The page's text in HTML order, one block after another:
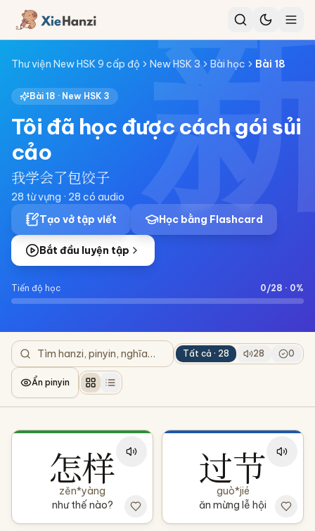
Thư viện New HSK 9 cấp độ New HSK 3 Bài học Bài 18
Bài 18 · New HSK 3
Tôi đã học được cách gói sủi
cảo
我学会了包饺子
28 từ vựng · 28 có audio
Tạo vở tập viết
Học bằng Flashcard
Bắt đầu luyện tập
Tiến độ học 0/28 · 0%
Tất cả · 28 28 0
Ẩn pinyin
怎样
zěn*yàng
như thế nào?
过节
guò*jié
ăn mừng lễ hội